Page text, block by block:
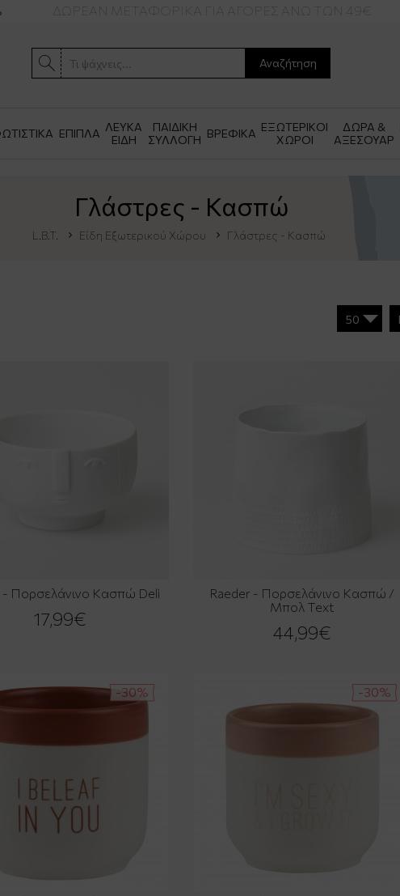
ΔΩΡΕΑΝ ΜΕΤΑΦΟΡΙΚΑ ΓΙΑ ΑΓΟΡΕΣ ΑΝΩ ΤΩΝ 49€
Αναζήτηση
ΕΠΙΠΛΑ ΛΕΥΚΑ
ΕΙΔΗ
ΠΑΙΔΙΚΗ
ΣΥΛΛΟΓΗ ΒΡΕΦΙΚΑ ΕΞΩΤΕΡΙΚΟΙ
ΧΩΡΟΙ
ΔΩΡΑ &
ΑΞΕΣΟΥΑΡ
Γλάστρες - Κασπώ
L.B.T. Είδη Εξωτερικού Χώρου Γλάστρες - Κασπώ
- Πορσελάνινο Κασπώ Deli
17,99€
Raeder - Πορσελάνινο Κασπώ /
Μπολ Text
44,99€
-30% -30%